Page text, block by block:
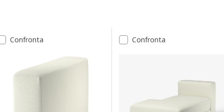
Elenco dei risultati
Confronta Confronta